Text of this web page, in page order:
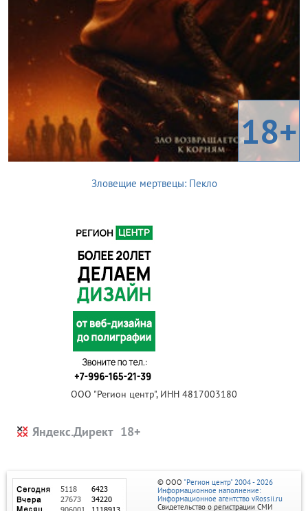
18+
Зловещие мертвецы: Пекло
ООО "Регион центр", ИНН 4817003180
Яндекс.Директ
© ООО "Регион центр" 2004 - 2026
Информационное наполнение:
Информационное агентство vRossii.ru
Свидетельство о регистрации СМИ